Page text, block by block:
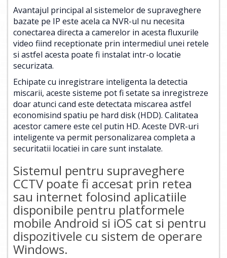
Avantajul principal al sistemelor de supraveghere
bazate pe IP este acela ca NVR-ul nu necesita
conectarea directa a camerelor in acesta fluxurile
video fiind receptionate prin intermediul unei retele
si astfel acesta poate fi instalat intr-o locatie
securizata.
Echipate cu inregistrare inteligenta la detectia
miscarii, aceste sisteme pot fi setate sa inregistreze
doar atunci cand este detectata miscarea astfel
economisind spatiu pe hard disk (HDD). Calitatea
acestor camere este cel putin HD. Aceste DVR-uri
inteligente va permit personalizarea completa a
securitatii locatiei in care sunt instalate.
Sistemul pentru supraveghere
CCTV poate fi accesat prin retea
sau internet folosind aplicatiile
disponibile pentru platformele
mobile Android si iOS cat si pentru
dispozitivele cu sistem de operare
Windows.